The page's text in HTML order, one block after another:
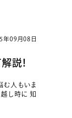
年09月08日
説！
む人もいま
越し時に 知